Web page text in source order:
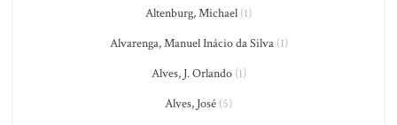
Altenburg, Michael (1)
Alvarenga, Manuel Inácio da Silva(1)
Alves, J. Orlando(1)
Alves, José (5)